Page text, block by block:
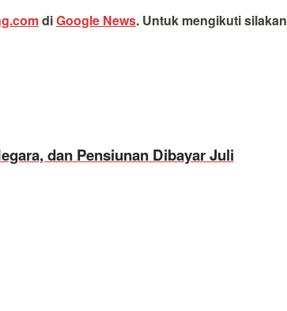
diGoogle News. Untuk mengikuti silakan
dan Pensiunan Dibayar Juli